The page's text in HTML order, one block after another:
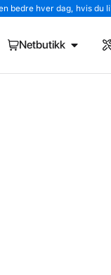
bedre hver dag, hvis
Netbutikk